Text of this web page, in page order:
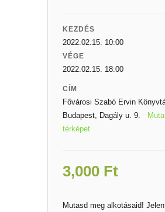
KEZDÉS
2022.02.15. 10:00
VÉGE
2022.02.15. 18:00
CÍM
Fővárosi Szabó Ervin
Budapest, Dagály u. 9.
térképet
3,000 Ft
Mutasd meg alkotásaid!